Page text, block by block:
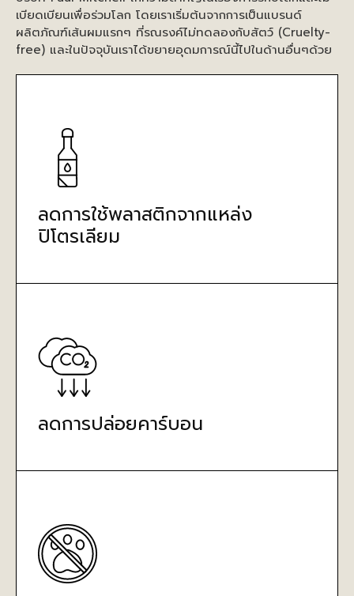
เบียดเบียนเพื่อร่วมโลก โดยเราเริ่มต้นจากการเป็นแบรนด์
ผลิตภัณฑ์เส้นผมแรกๆ ที่รณรงค์ไม่ทดลองกับสัตว์ (Cruelty-
free) และในปัจจุบันเราได้ขยายอุดมการณ์นี้ไปในด้านอื่นๆด้วย
ลดการใช้พลาสติกจากแหล่ง
ปิโตรเลียม
ลดการปล่อยคาร์บอน